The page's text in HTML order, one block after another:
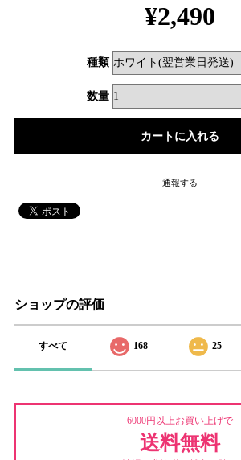
¥2,490
種類
数量
通報する
ショップの評価
すべて 168 25
6000円以上お買い上げで
送料無料